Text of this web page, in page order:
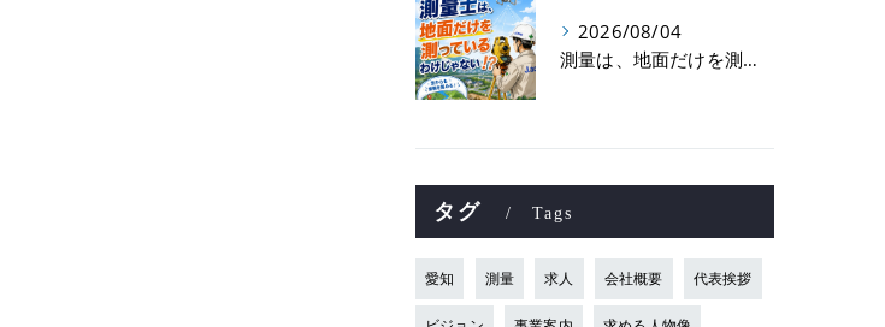
2026/08/04
測量は、地面だけを測っているわけじゃない！？👷📡
タグ Tags
愛知 測量 求人 会社概要 代表挨拶